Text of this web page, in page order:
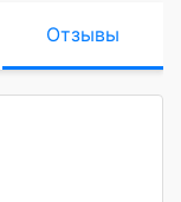
Отзывы